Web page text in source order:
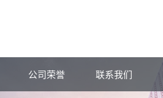
公司荣誉 联系我们